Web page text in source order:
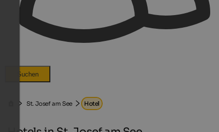
Suchen
St. Josef am See Hotel